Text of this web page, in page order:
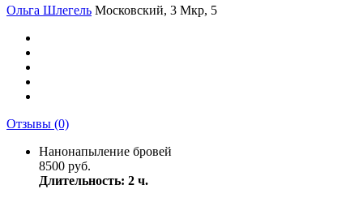
Ольга Шлегель Московский, 3 Мкр, 5
Отзывы (0)
Нанонапыление бровей
8500 руб.
Длительность: 2 ч.